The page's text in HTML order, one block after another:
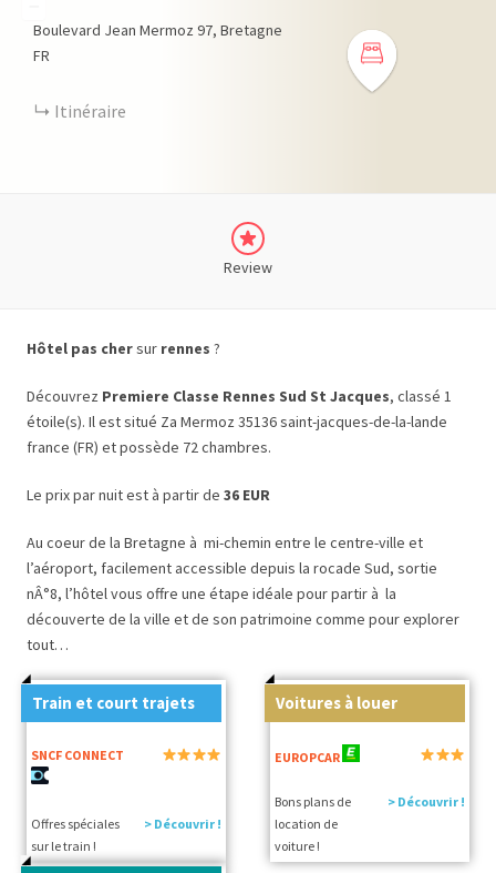
Boulevard Jean Mermoz 97 Bretagne
FR
Itinéraire
Review
Hôtel pas chersur rennes ?
Découvrez Premiere Classe Rennes Sud St Jacques, classé 1
étoile(s). Il est situé Za Mermoz 35136 saint-jacques-de-la-lande
france (FR) et possède 72 chambres.
Le prix par nuit est à partir de 36 EUR
Au coeur de la Bretagne à mi-chemin entre le centre-ville et
l’aéroport, facilement accessible depuis la rocade Sud, sortie
nÂ°8, l’hôtel vous offre une étape idéale pour partir à la
découverte de la ville et de son patrimoine comme pour explorer
tout…
Train et court trajets
SNCF CONNECT
Offres spéciales
sur le train !
> Découvrir !
Voitures à louer
EUROPCAR
Bons plans de
location de
voiture !
> Découvrir !